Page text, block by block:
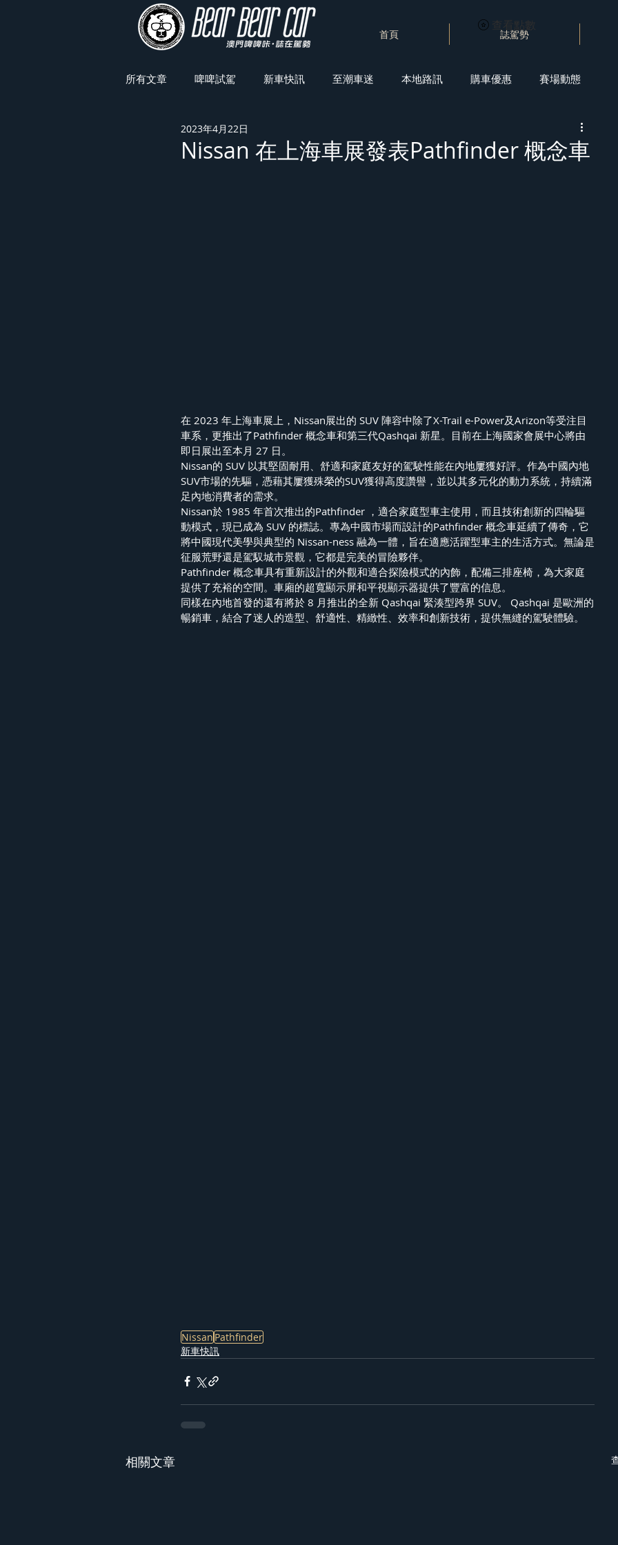
首頁 誌駕勢
查看點數
所有文章 啤啤試駕 新車快訊 至潮車迷 本地路訊 購車優惠 賽場動態
車展焦點
Nissan 在上海車展發表Pathfinder 概念車
2023年4月22日
在 2023 年上海車展上，Nissan展出的 SUV 陣容中除了X-Trail e-Power及Arizon等受注目
車系，更推出了Pathfinder 概念車和第三代Qashqai 新星。目前在上海國家會展中心將由
即日展出至本月 27 日。
Nissan的 SUV 以其堅固耐用、舒適和家庭友好的駕駛性能在內地屢獲好評。作為中國內地
SUV市場的先驅，憑藉其屢獲殊榮的SUV獲得高度讚譽，並以其多元化的動力系統，持續滿
足內地消費者的需求。
Nissan於 1985 年首次推出的Pathfinder ，適合家庭型車主使用，而且技術創新的四輪驅
動模式，現已成為 SUV 的標誌。專為中國市場而設計的Pathfinder 概念車延續了傳奇，它
將中國現代美學與典型的 Nissan-ness 融為一體，旨在適應活躍型車主的生活方式。無論是
征服荒野還是駕馭城市景觀，它都是完美的冒險夥伴。
Pathfinder 概念車具有重新設計的外觀和適合探險模式的內飾，配備三排座椅，為大家庭
提供了充裕的空間。車廂的超寬顯示屏和平視顯示器提供了豐富的信息。
同樣在內地首發的還有將於 8 月推出的全新 Qashqai 緊湊型跨界 SUV。 Qashqai 是歐洲的
暢銷車，結合了迷人的造型、舒適性、精緻性、效率和創新技術，提供無縫的駕駛體驗。
NissanPathfinder
新車快訊
相關文章